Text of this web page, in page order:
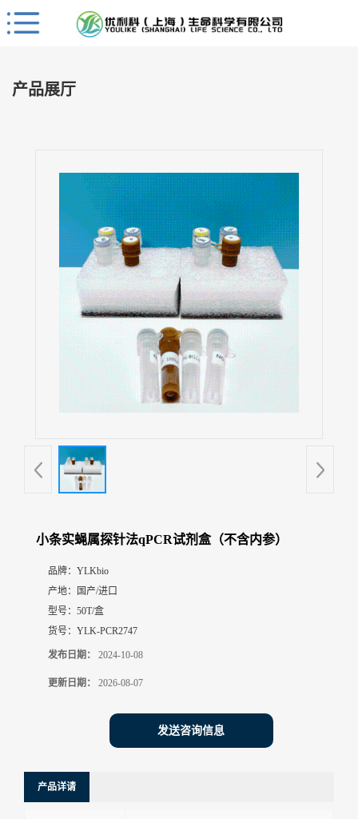
Close
首
产品展厅
小条实蝇属探针法qPCR试剂盒（不含内参）
品牌： YLKbio
产地：
国产/进口
型号： 50T/盒
货号： YLK-PCR2747
发布日期： 2024-10-08
更新日期： 2026-08-07
发送咨询信息
产品详请